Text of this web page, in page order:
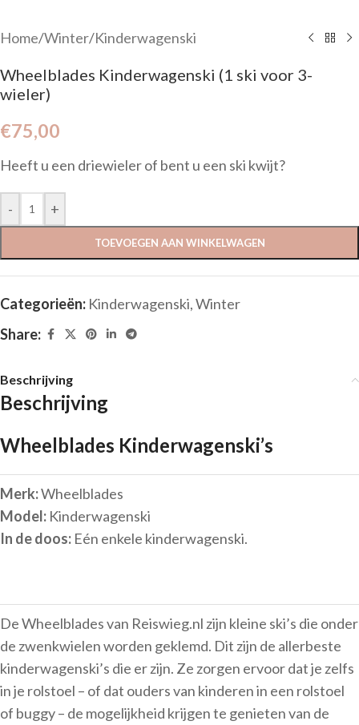
Home/Winter/Kinderwagenski
Wheelblades Kinderwagenski (1 ski voor 3-
wieler)
€75,00
Heeft u een driewieler of bent u een ski kwijt?
- +
TOEVOEGEN AAN WINKELWAGEN
Categorieën: Kinderwagenski,Winter
Share:
Beschrijving
Beschrijving
Wheelblades Kinderwagenski’s
Merk:Wheelblades
Model: Kinderwagenski
In de doos: Eén enkele kinderwagenski.
De Wheelblades van Reiswieg.nl zijn kleine ski’s die onder
de zwenkwielen worden geklemd. Dit zijn de allerbeste
kinderwagenski’s die er zijn. Ze zorgen ervoor dat je zelfs
in je rolstoel – of dat ouders van kinderen in een rolstoel
of buggy – de mogelijkheid krijgen te genieten van de